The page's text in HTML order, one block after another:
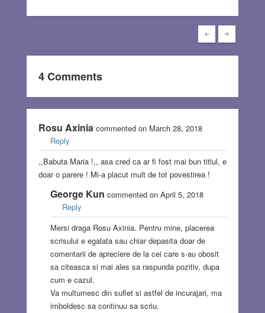
4 Comments
Rosu Axiniacommented on March 28, 2018
Reply
,,Babuta Maria !,, asa cred ca ar fi fost mai bun titlul, e
doar o parere ! Mi-a placut mult de tot povestirea !
George Kun commented on April 5, 2018
Reply
Mersi draga Rosu Axinia. Pentru mine, placerea
scrisului e egalata sau chiar depasita doar de
comentarii de apreciere de la cei care s-au obosit
sa citeasca si mai ales sa raspunda pozitiv, dupa
cum e cazul.
Va multumesc din suflet si astfel de incurajari, ma
imboldesc sa continuu sa scriu.